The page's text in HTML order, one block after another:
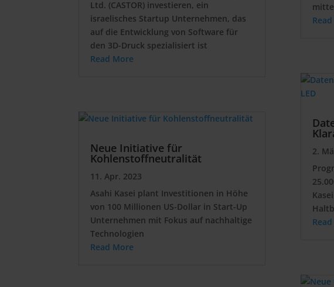
Ltd. (CASTOR) investieren, ein
israelisches Startup Unternehmen, das
auf die Entwicklung von Software für
den 3D-Druck spezialisiert ist
Read More
Neue Initiative für
Kohlenstoffneutralität
11. Apr. 2023
Asahi Kasei plant Investitionen in Höhe
von 100 Millionen US-Dollar in Start-Up
Unternehmen mit Fokus auf nachhaltige
Technologien
Read More
2.